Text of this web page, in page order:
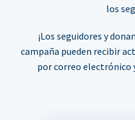
los
¡Los seguidores y
campaña pueden recibir
por correo electrónico